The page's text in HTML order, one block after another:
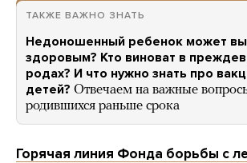
ТАКЖЕ ВАЖНО ЗНАТЬ
Недоношенный ребенок может
здоровым? Кто виноват в
родах? И что нужно знать про
детей? Отвечаем на важные
родившихся раньше срока
Горячая линия Фонда борьбы с